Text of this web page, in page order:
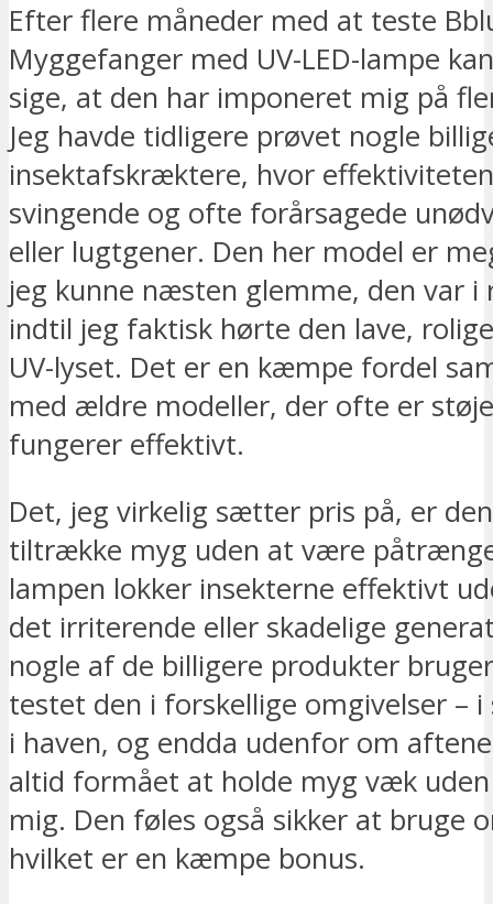
Efter flere måneder med at teste
Myggefanger med UV-LED-lampe
sige, at den har imponeret mig på
Jeg havde tidligere prøvet nogle
insektafskræktere, hvor
svingende og ofte forårsagede
eller lugtgener. Den her model er
jeg kunne næsten glemme, den var i
indtil jeg faktisk hørte den lave,
UV-lyset. Det er en kæmpe fordel
med ældre modeller, der ofte er
fungerer effektivt.
Det, jeg virkelig sætter pris på, er
tiltrække myg uden at være
lampen lokker insekterne effektivt
det irriterende eller skadelige
nogle af de billigere produkter
testet den i forskellige omgivelser –
i haven, og endda udenfor om
altid formået at holde myg væk
mig. Den føles også sikker at bruge
hvilket er en kæmpe bonus.